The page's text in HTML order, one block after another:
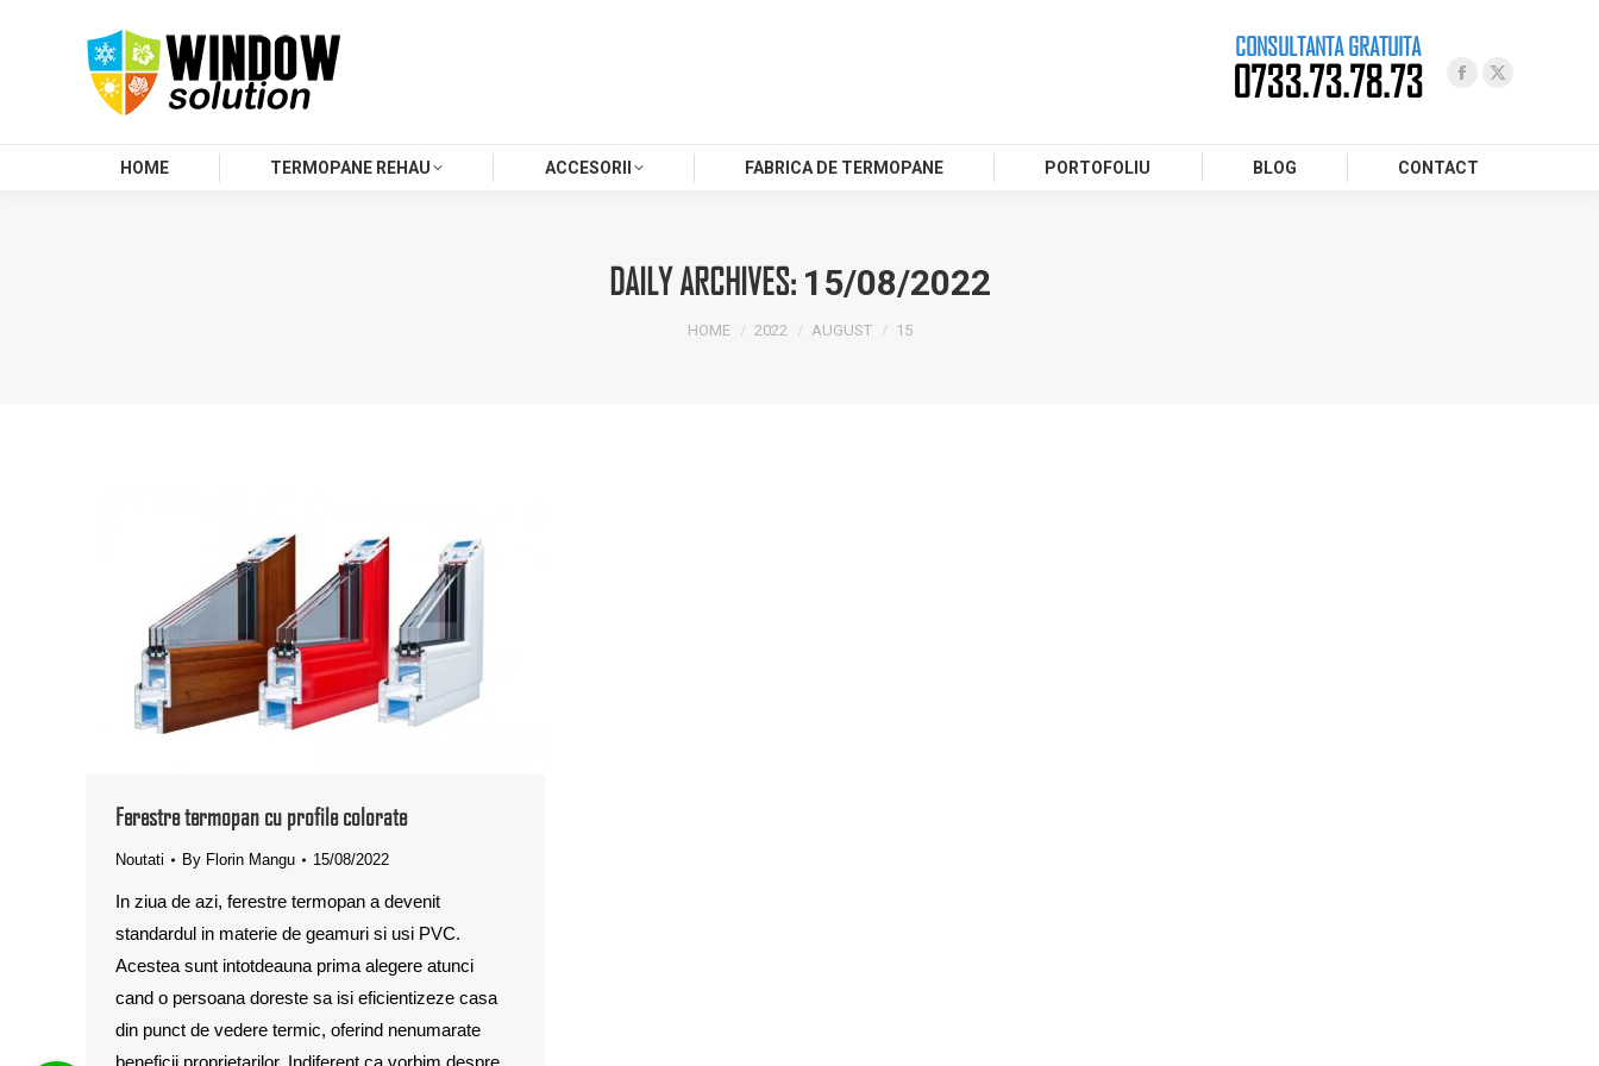
CONSULTANTA GRATUITA
0733.73.78.73
HOME TERMOPANE REHAU ACCESORII FABRICA DE TERMOPANE PORTOFOLIU BLOG CONTACT
DAILY ARCHIVES: 15/08/2022
You are here:
HOME 2022 AUGUST 15
Ferestre termopan cu profile colorate
Noutati By Florin Mangu 15/08/2022
In ziua de azi, ferestre termopan a devenit
standardul in materie de geamuri si usi PVC.
Acestea sunt intotdeauna prima alegere atunci
cand o persoana doreste sa isi eficientizeze casa
din punct de vedere termic, oferind nenumarate
beneficii proprietarilor. Indiferent ca vorbim despre